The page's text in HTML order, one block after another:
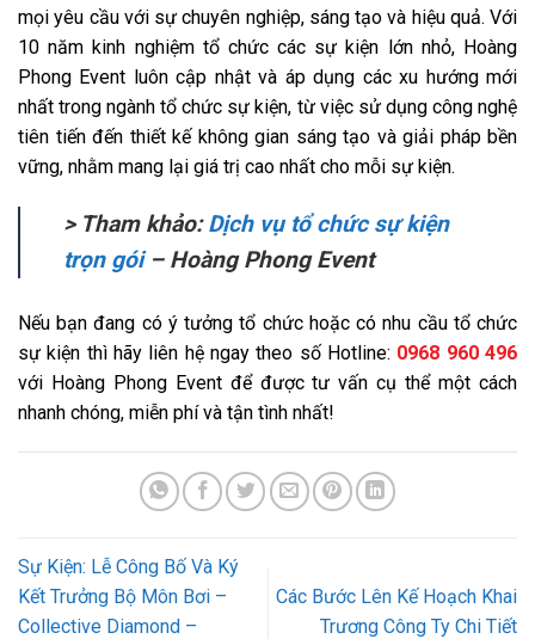
mọi yêu cầu với sự chuyên nghiệp, sáng tạo và hiệu quả. Với
10 năm kinh nghiệm tổ chức các sự kiện lớn nhỏ, Hoàng
Phong Event luôn cập nhật và áp dụng các xu hướng mới
nhất trong ngành tổ chức sự kiện, từ việc sử dụng công nghệ
tiên tiến đến thiết kế không gian sáng tạo và giải pháp bền
vững, nhằm mang lại giá trị cao nhất cho mỗi sự kiện.
> Tham khảo:Dịch vụ tổ chức sự kiện
trọn gói– Hoàng Phong Event
Nếu bạn đang có ý tưởng tổ chức hoặc có nhu cầu tổ chức
sự kiện thì hãy liên hệ ngay theo số Hotline: 0968 960 496
với Hoàng Phong Event để được tư vấn cụ thể một cách
nhanh chóng, miễn phí và tận tình nhất!
Sự Kiện: Lễ Công Bố Và Ký
Kết Trưởng Bộ Môn Bơi –
Collective Diamond –
Các Bước Lên Kế Hoạch Khai
Trương Công Ty Chi Tiết